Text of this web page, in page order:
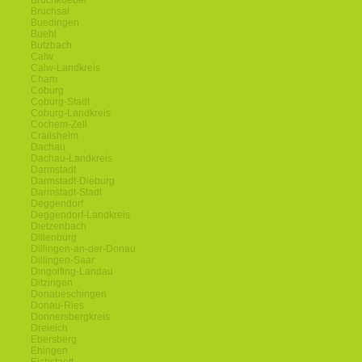
Bruchsal
Buedingen
Buehl
Butzbach
Calw
Calw-Landkreis
Cham
Coburg
Coburg-Stadt
Coburg-Landkreis
Cochem-Zell
Crailsheim
Dachau
Dachau-Landkreis
Darmstadt
Darmstadt-Dieburg
Darmstadt-Stadt
Deggendorf
Deggendorf-Landkreis
Dietzenbach
Dillenburg
Dillingen-an-der-Donau
Dillingen-Saar
Dingolfing-Landau
Ditzingen
Donaueschingen
Donau-Ries
Donnersbergkreis
Dreieich
Ebersberg
Ehingen